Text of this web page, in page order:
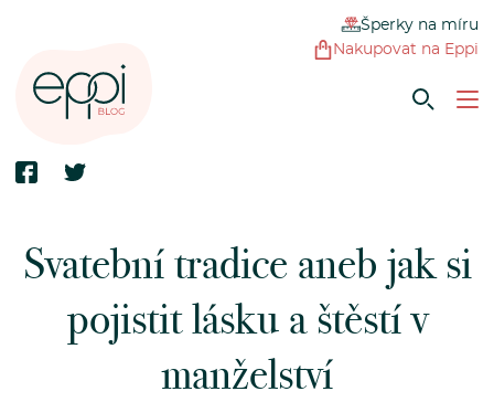
Šperky na míru
Nakupovat na Eppi
Svatební tradice aneb jak si
pojistit lásku a štěstí v
manželství